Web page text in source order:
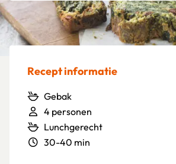
Recept informatie
Gebak
4 personen
Lunchgerecht
30-40 min